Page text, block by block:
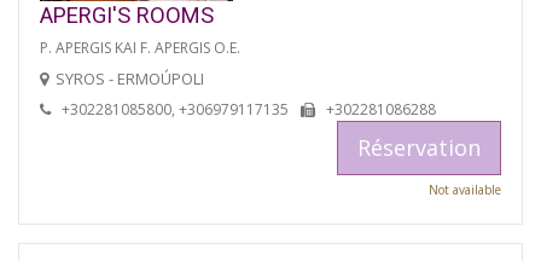
APERGI'S ROOMS
P. APERGIS KAI F. APERGIS O.E.
SYROS - ERMOÚPOLI
+302281085800, +306979117135 +302281086288
Réservation
Not available